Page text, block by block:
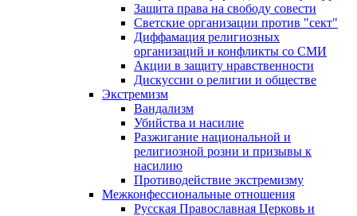
Защита права на свободу совести
Светские организации против "сект"
Диффамация религиозных
организаций и конфликты со СМИ
Акции в защиту нравственности
Дискуссии о религии и обществе
Экстремизм
Вандализм
Убийства и насилие
Разжигание национальной и
религиозной розни и призывы к
насилию
Противодействие экстремизму
Межконфессиональные отношения
Русская Православная Церковь и